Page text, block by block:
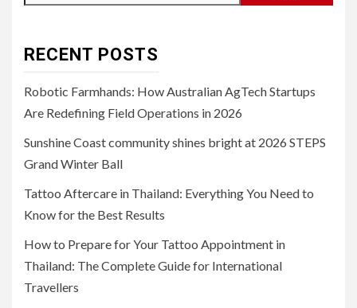
RECENT POSTS
Robotic Farmhands: How Australian AgTech Startups
Are Redefining Field Operations in 2026
Sunshine Coast community shines bright at 2026 STEPS
Grand Winter Ball
Tattoo Aftercare in Thailand: Everything You Need to
Know for the Best Results
How to Prepare for Your Tattoo Appointment in
Thailand: The Complete Guide for International
Travellers